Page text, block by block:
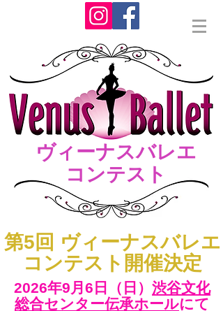
ヴィーナスバレエ
コンテスト
​第5回 ヴィーナスバレエ
コンテスト開催決定
2026年9月6日（日）​ 渋谷文化
総合センター伝承ホールにて